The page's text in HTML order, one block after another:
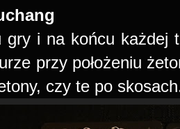
gry i na końcu każdej
przy położeniu
czy te po